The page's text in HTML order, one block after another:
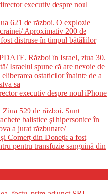
executiv despre noul
621 de război. O explozie
Aproximativ 200 de
distruse în timpul bătăliilor
Război în Israel, ziua 30.
Israelul spune că are nevoie de
ostaticilor înainte de a
sa
executiv despre noul iPhone
529 de război. Sunt
balistice şi hipersonice în
a jurat răzbunare/
Comerț din Donețk a fost
pentru transfuzie sanguină din